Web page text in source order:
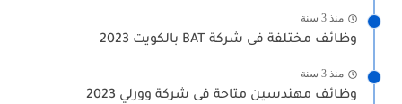
منذ 3 سنة
وظائف مختلفة فى شركة BAT بالكويت 2023
منذ 3 سنة
وظائف مهندسين متاحة فى شركة وورلي 2023